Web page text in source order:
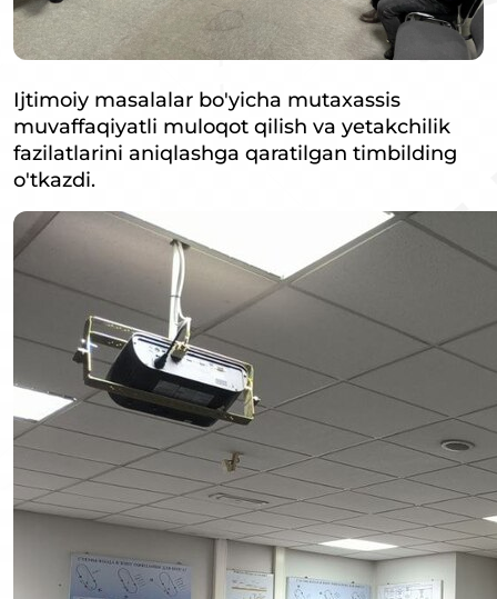
Ijtimoiy masalalar bo'yicha mutaxassis
muvaffaqiyatli muloqot qilish va yetakchilik
fazilatlarini aniqlashga qaratilgan timbilding
o'tkazdi.